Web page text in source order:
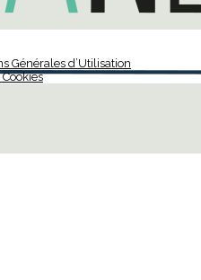
Générales d’Utilisation